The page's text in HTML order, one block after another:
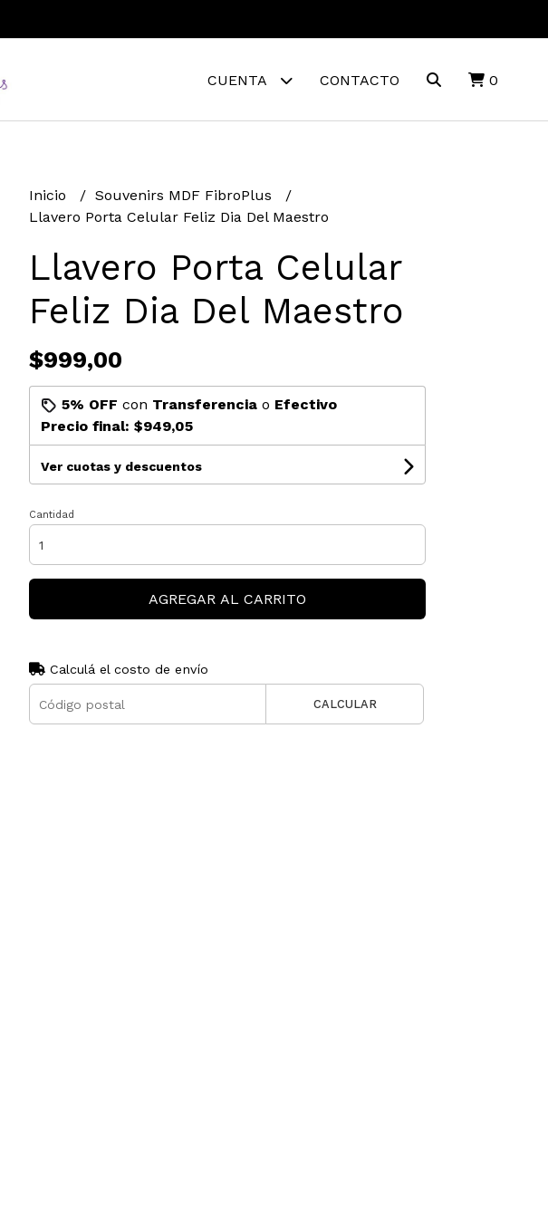
CUENTA CONTACTO 0
Inicio
Souvenirs MDF FibroPlus
Llavero Porta Celular Feliz Dia Del Maestro
Llavero Porta Celular
Feliz Dia Del Maestro
$999,00
5% OFF con Transferenciao Efectivo
Precio final: $949,05
Ver cuotas y descuentos
Cantidad
AGREGAR AL CARRITO
Calculá el costo de envío
CALCULAR